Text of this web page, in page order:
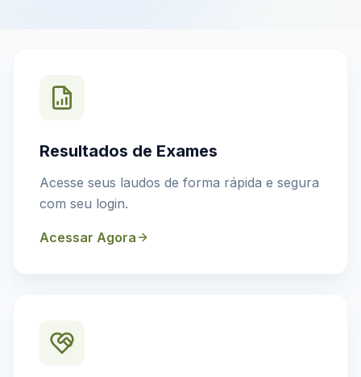
Resultados de Exames
Acesse seus laudos de forma rápida e segura
com seu login.
Acessar Agora